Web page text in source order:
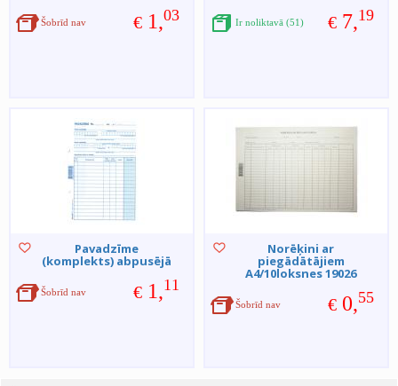
€ 1,03
Šobrīd nav € 7,19
Ir noliktavā (51)
Pavadzīme
(komplekts) abpusējā
€ 1,11
Šobrīd nav
Norēķini ar
piegādātājiem
A4/10loksnes 19026
€ 0,55
Šobrīd nav